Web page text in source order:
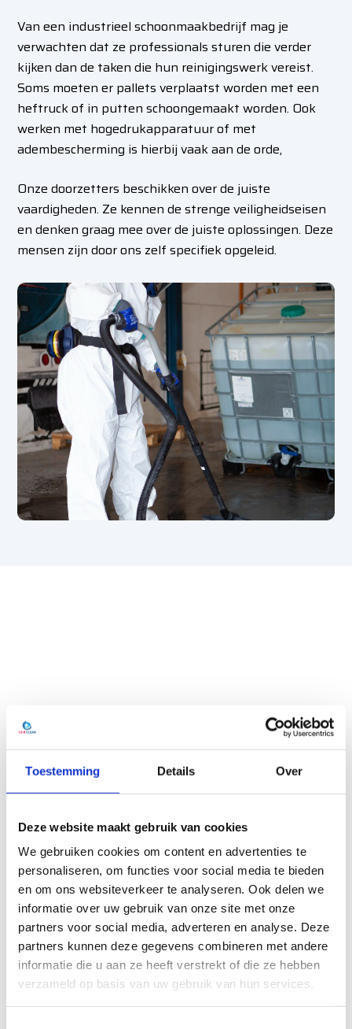
Toestemming Details Over
Deze website maakt gebruik van cookies
We gebruiken cookies om content en advertenties te
personaliseren, om functies voor social media te bieden
en om ons websiteverkeer te analyseren. Ook delen we
informatie over uw gebruik van onze site met onze
partners voor social media, adverteren en analyse. Deze
partners kunnen deze gegevens combineren met andere
informatie die u aan ze heeft verstrekt of die ze hebben
verzameld op basis van uw gebruik van hun services.
Van een industrieel schoonmaakbedrijf mag je
verwachten dat ze professionals sturen die verder
kijken dan de taken die hun reinigingswerk vereist.
Soms moeten er pallets verplaatst worden met een
heftruck of in putten schoongemaakt worden. Ook
werken met hogedrukapparatuur of met
adembescherming is hierbij vaak aan de orde,
Onze doorzetters beschikken over de juiste
vaardigheden. Ze kennen de strenge veiligheidseisen
en denken graag mee over de juiste oplossingen. Deze
mensen zijn door ons zelf specifiek opgeleid.
Industriële reinigers nodig in Nijmegen?
de specialisten van 12BClean: